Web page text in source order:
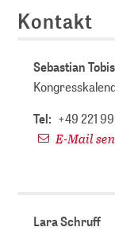
Kontakt
Sebastian
Tel: +49 221
E-Mail
Lara Schruff